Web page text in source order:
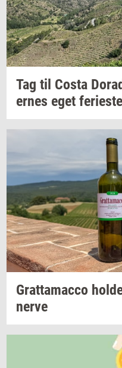
Tag til Costa
er­nes eget
Grat­ta­mac­co
nerve